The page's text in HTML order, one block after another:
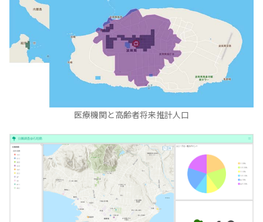
医療機関と高齢者将来推計人口